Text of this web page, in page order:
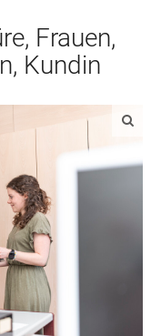
Frauen,
Kundin